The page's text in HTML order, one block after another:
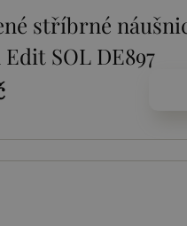
stříbrné
SOL DE897